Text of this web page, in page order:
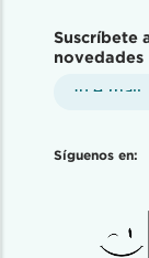
Suscríbete
novedades
Síguenos en: